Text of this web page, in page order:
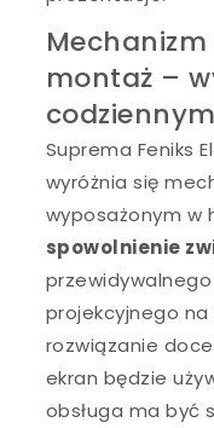
montaż –
Suprema Feniks
wyróżnia się
wyposażonym w
spowolnienie
projekcyjnego na
rozwiązanie
ekran będzie
obsługa ma być